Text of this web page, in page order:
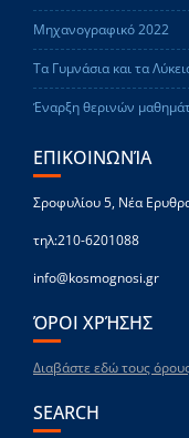
Μηχανογραφικό 2022
Τα Γυμνάσια και τα
Έναρξη θερινών
ΕΠΙΚΟΙΝΩΝΊΑ
Σροφυλίου 5, Νέα
τηλ:210-6201088
info@kosmognosi.gr
ΌΡΟΙ ΧΡΉΣΗΣ
Διαβάστε εδώ τους
SEARCH